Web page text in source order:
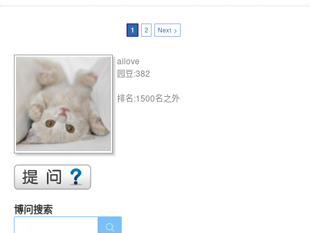
1 2 Next >
ailove
园豆:382
排名:1500名之外
博问搜索